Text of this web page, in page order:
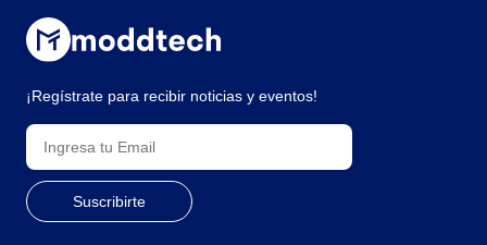
¡Regístrate para recibir noticias y eventos!